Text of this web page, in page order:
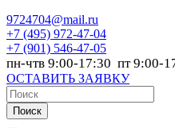
9724704@mail.ru
+7 (495) 972-47-04
+7 (901) 546-47-05
пн-чтв 9:00-17:30 пт 9:00-
ОСТАВИТЬ ЗАЯВКУ
Поиск